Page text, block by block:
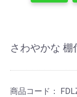
さわやかな
商品コード：